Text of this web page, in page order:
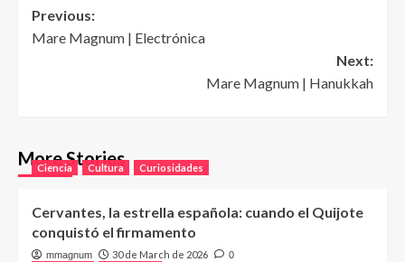
Post
navigation
Previous:
Mare Magnum | Electrónica
Next:
Mare Magnum | Hanukkah
More Stories
Ciencia Cultura Curiosidades
Cervantes, la estrella española: cuando el Quijote
conquistó el firmamento
mmagnum 30 de March de 2026 0